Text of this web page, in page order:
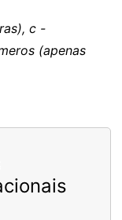
c -
(apenas